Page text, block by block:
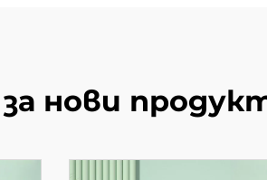
нови